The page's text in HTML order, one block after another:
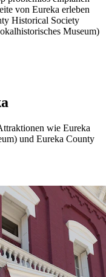
von Eureka erleben
Historical Society
Museum)
wie Eureka
und Eureka County